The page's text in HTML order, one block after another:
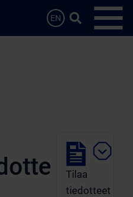
EN
Hae…
Avaa
Tilaa
tiedotteet